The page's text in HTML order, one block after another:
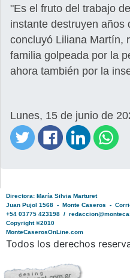
"Es el fruto del trabajo
instante destruyen años
concluyó Liliana Martín,
familia golpeada por la
ahora también por la
Lunes, 15 de junio de
Directora: María Silvia Marturet
Juan Pujol 1568 - Monte Caseros -
+54 03775 423198 /
Copyright ©2010
MonteCaserosOnLine.com
Todos los derechos